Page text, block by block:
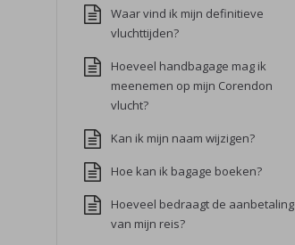
Waar vind ik mijn definitieve
vluchttijden?
Hoeveel handbagage mag ik
meenemen op mijn Corendon
vlucht?
Kan ik mijn naam wijzigen?
Hoe kan ik bagage boeken?
Hoeveel bedraagt de aanbetaling
van mijn reis?